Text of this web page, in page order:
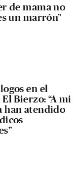
de mama no
un marrón”
en el
Bierzo: “A mi
han atendido